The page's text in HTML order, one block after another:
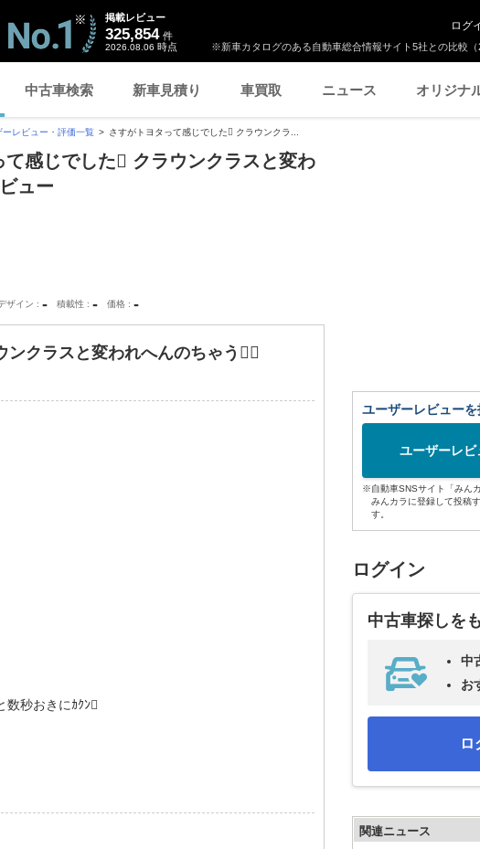
※新車カタログのある自動車総合情報サイト5社との比較（
掲載レビュー
325,854 件
2026.08.06 時点
ログ
中古車検索 新車見積り 車買取 ニュース オリジナ
ーレビュー・評価一覧 さすがトヨタって感じでした クラウンクラ...
て感じでした クラウンクラスと変わ
ュー
ザイン - 積載性 - 価格 -
ンクラスと変われへんのちゃう
数秒おきにｶｸﾝ
ユーザーレビューを
ユーザーレビ
※自動車SNSサイト「みん
みんカラに登録して投稿
す。
ログイン
中古車探しを
中
お
ロ
関連ニュース